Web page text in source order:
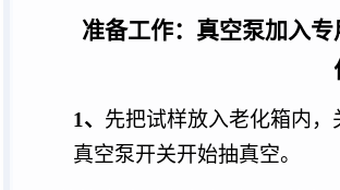
准备工作：真空泵加入
1、 先把试样放入老化箱内
真空泵开关开始抽真空。